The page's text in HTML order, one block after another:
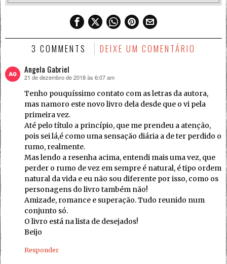
3 COMMENTS DEIXE UM COMENTÁRIO
Angela Gabriel
disse:
21 de dezembro de 2018 às 6:07 am
Tenho pouquíssimo contato com as letras da autora,
mas namoro este novo livro dela desde que o vi pela
primeira vez.
Até pelo título a princípio, que me prendeu a atenção,
pois sei lá,é como uma sensação diária a de ter perdido o
rumo, realmente.
Mas lendo a resenha acima, entendi mais uma vez, que
perder o rumo de vez em sempre é natural, é tipo ordem
natural da vida e eu não sou diferente por isso, como os
personagens do livro também não!
Amizade, romance e superação. Tudo reunido num
conjunto só.
O livro está na lista de desejados!
Beijo
Responder